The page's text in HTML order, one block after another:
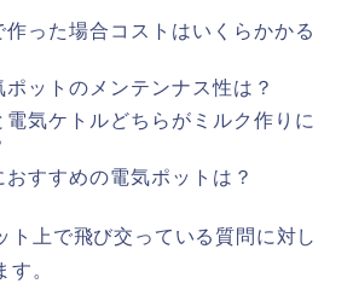
作った場合コストはいくらかかる
ットのメンテンナス性は？
電気ケトルどちらがミルク作りに
おすすめの電気ポットは？
ト上で飛び交っている質問に対し
す。